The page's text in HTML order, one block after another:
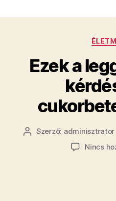
Ezek a
Bejegyzés
Szerző: adminisztrator
Nincs